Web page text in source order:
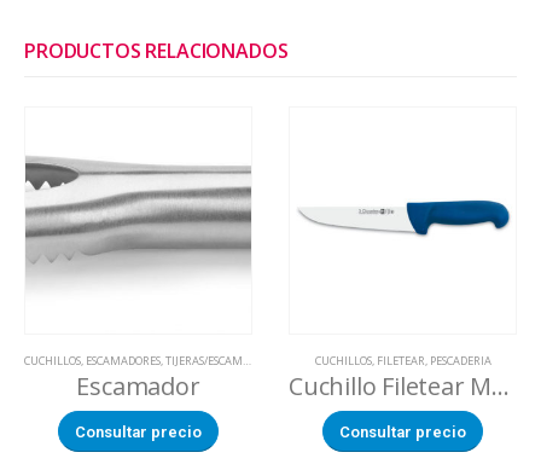
PRODUCTOS RELACIONADOS
CUCHILLOS, ESCAMADORES,TIJERAS/ESCAMADORES
Escamador
Consultar precio
CUCHILLOS, FILETEAR, PESCADERIA
Cuchillo Filetear Mango Antibacteriano Azul
Consultar precio